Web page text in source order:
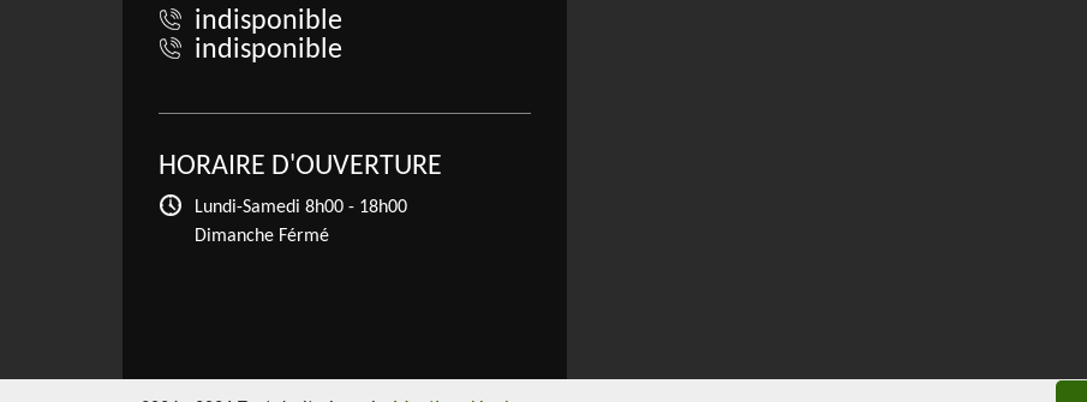
indisponible
indisponible
HORAIRE D'OUVERTURE
Lundi-Samedi 8h00 - 18h00
Dimanche Férmé